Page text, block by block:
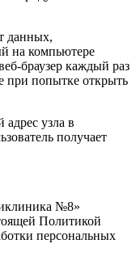
данных,
на компьютере
браузер каждый раз
при попытке открыть
узла в
получает
№8»
Политикой
персональных